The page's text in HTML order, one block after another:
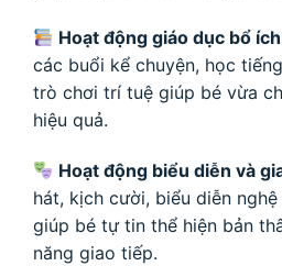
Hoạt động giáo dục bổ
các buổi kể chuyện, học
trò chơi trí tuệ giúp bé vừa
hiệu quả.
Hoạt động biểu diễn và
hát, kịch cười, biểu diễn
giúp bé tự tin thể hiện bản
năng giao tiếp.